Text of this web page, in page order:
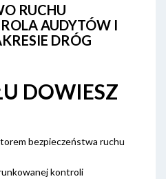
RUCHU
AUDYTÓW I
DRÓG
DOWIESZ
bezpieczeństwa ruchu
kontroli